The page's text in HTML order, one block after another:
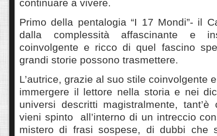
continuare a vivere.
Primo della pentalogia “I 17 Mondi”- il
dalla complessità affascinante e
coinvolgente e ricco di quel fascino
grandi storie possono trasmettere.
L’autrice, grazie al suo stile coinvolgente
immergere il lettore nella storia e nei
universi descritti magistralmente,
vieni spinto all’interno di un intreccio
mistero di frasi sospese, di dubbi che